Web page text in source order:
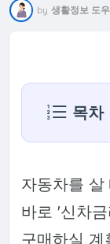
by 생활정보 도
목차
자동차를
바로 '신차
구매하실